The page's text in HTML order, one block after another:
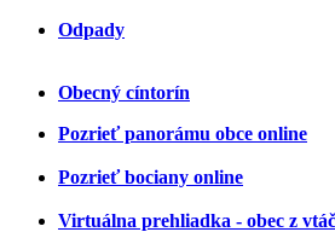
Odpady
Obecný cíntorín
Pozrieť panorámu obce online
Pozrieť bociany online
Virtuálna prehliadka - obec z